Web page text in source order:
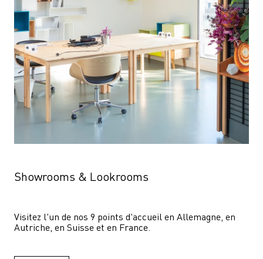
Showrooms & Lookrooms
Visitez l'un de nos 9 points d'accueil en Allemagne, en
Autriche, en Suisse et en France.